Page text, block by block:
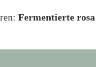
Fermentierte rosa